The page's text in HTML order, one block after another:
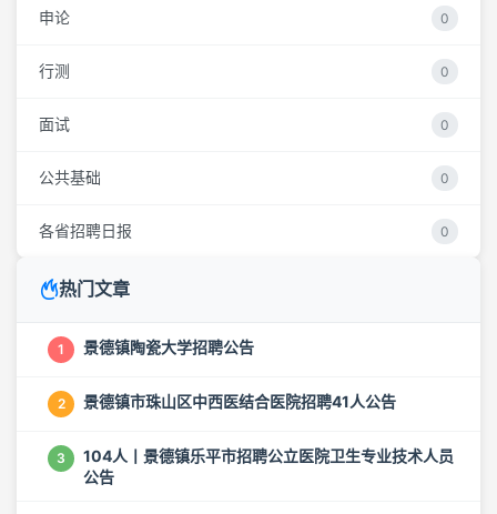
申论 0
行测 0
面试 0
公共基础 0
各省招聘日报 0
热门文章
1 景德镇陶瓷大学招聘公告
2 景德镇市珠山区中西医结合医院招聘41人公告
3
104人丨景德镇乐平市招聘公立医院卫生专业技术人员
公告